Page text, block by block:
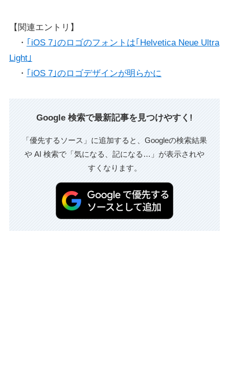
【関連エントリ】
・ ｢iOS 7｣のロゴのフォントは｢Helvetica Neue Ultra
Light｣
・ ｢iOS 7｣のロゴデザインが明らかに
Google 検索で最新記事を見つけやすく!
「優先するソース」に追加すると、Googleの検索結果
や AI 検索で「気になる、記になる…」が表示されや
すくなります。